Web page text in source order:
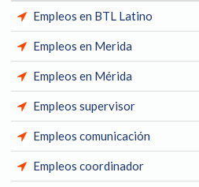
Empleos en BTL Latino
Empleos en Merida
Empleos en Mérida
Empleos supervisor
Empleos comunicación
Empleos coordinador